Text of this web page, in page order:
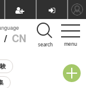
menu
/ CN search